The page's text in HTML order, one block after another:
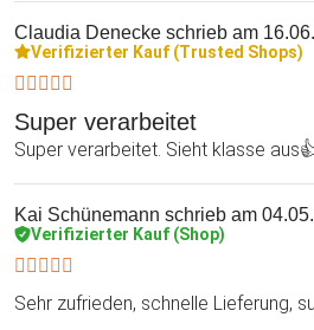
Claudia Denecke schrieb am
Verifizierter Kauf (Trusted Shops)
Super verarbeitet
Super verarbeitet. Sieht klasse
Kai Schünemann schrieb am
Verifizierter Kauf (Shop)
Sehr zufrieden, schnelle Lieferung,